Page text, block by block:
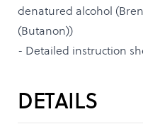
denatured alcohol
(Butanon))
- Detailed instruction
DETAILS